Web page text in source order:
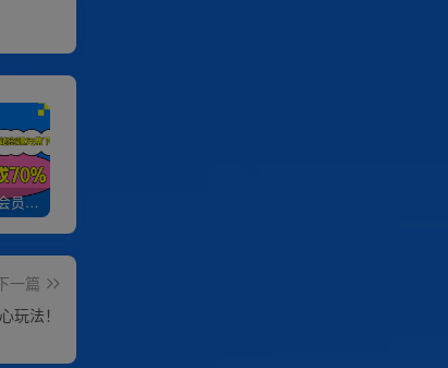
加入优优云网创会员，全站资源免费学习。
一篇
法！